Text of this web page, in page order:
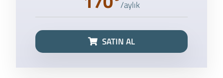
/aylık
SATIN AL